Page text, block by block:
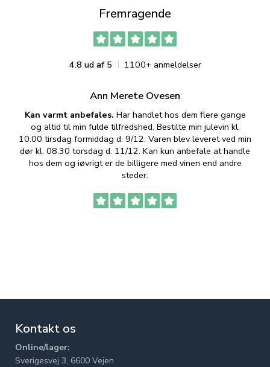
Fremragende
4.8 ud af 5 1100+ anmeldelser
Ann Merete Ovesen
Kan varmt anbefales. Har handlet hos dem flere gange
og altid til min fulde tilfredshed. Bestilte min julevin kl.
10.00 tirsdag formiddag d. 9/12. Varen blev leveret ved min
dør kl. 08.30 torsdag d. 11/12. Kan kun anbefale at handle
hos dem og iøvrigt er de billigere med vinen end andre
steder.
Kontakt os
Online/lager:
Sverigesvej 3, 6600 Vejen